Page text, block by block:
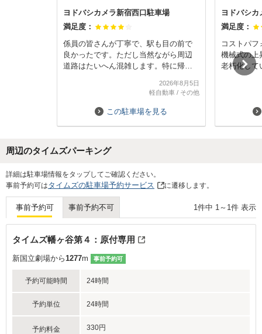
ヨドバシカメラ新宿西口駐車場
満足度：
係員の皆さんが丁寧で、駅も目の前で
良かったです。ただし当然ながら周辺
道路はたいへん混雑します。特に帰り
リピします！
2026年8月5日
軽自動車/ その他
この駐車場を見る
ヨドバシカ
満足度：
コストパフ
機械式の上
老朽化して
少し不安
周辺のタイムズパーキング
詳細は駐車場情報をタップしてご確認ください。
事前予約可はタイムズの駐車場予約サービス に遷移します。
事前予約可 事前予約不可 1件中 1 ～ 1件 表示
タイムズ幡ヶ谷第４：原付専用
新国立劇場から1277m 事前予約可
予約可能時間 24時間
予約単位 24時間
予約料金 330円